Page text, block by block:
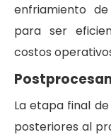
enfriamiento
para ser
costos
La etapa final
posteriores al